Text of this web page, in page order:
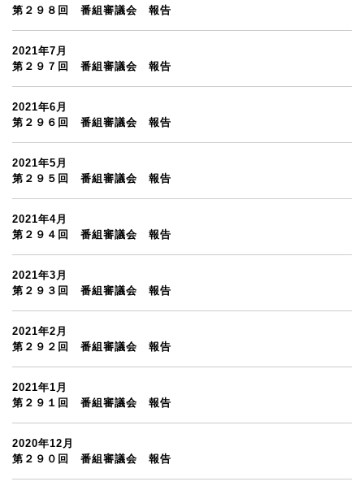
第２９８回 番組審議会 報告
2021年7月
第２９７回 番組審議会 報告
2021年6月
第２９６回 番組審議会 報告
2021年5月
第２９５回 番組審議会 報告
2021年4月
第２９４回 番組審議会 報告
2021年3月
第２９３回 番組審議会 報告
2021年2月
第２９２回 番組審議会 報告
2021年1月
第２９１回 番組審議会 報告
2020年12月
第２９０回 番組審議会 報告